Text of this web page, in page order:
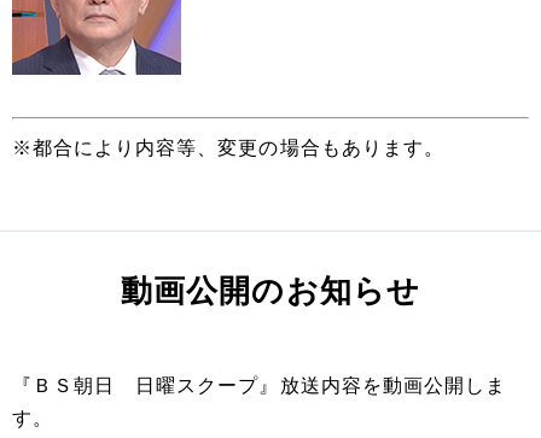
※都合により内容等、変更の場合もあります。
動画公開のお知らせ
『ＢＳ朝日 日曜スクープ』放送内容を動画公開しま
す。